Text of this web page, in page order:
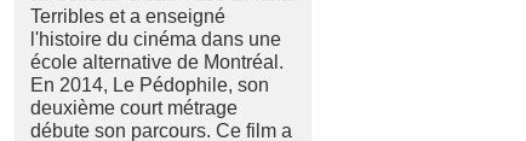
Terribles et a enseigné
l'histoire du cinéma dans une
école alternative de Montréal.
En 2014, Le Pédophile, son
deuxième court métrage
débute son parcours. Ce film a